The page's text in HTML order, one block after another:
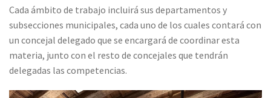
Cada ámbito de trabajo incluirá sus departamentos y
subsecciones municipales, cada uno de los cuales contará con
un concejal delegado que se encargará de coordinar esta
materia, junto con el resto de concejales que tendrán
delegadas las competencias.